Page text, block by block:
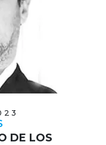
DE LOS